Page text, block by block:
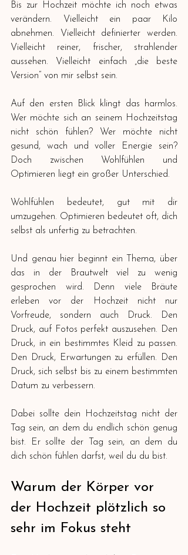
Bis zur Hochzeit möchte ich noch etwas
verändern. Vielleicht ein paar Kilo
abnehmen. Vielleicht definierter werden.
Vielleicht reiner, frischer, strahlender
aussehen. Vielleicht einfach „die beste
Version“ von mir selbst sein.
Auf den ersten Blick klingt das harmlos.
Wer möchte sich an seinem Hochzeitstag
nicht schön fühlen? Wer möchte nicht
gesund, wach und voller Energie sein?
Doch zwischen Wohlfühlen und
Optimieren liegt ein großer Unterschied.
Wohlfühlen bedeutet, gut mit dir
umzugehen. Optimieren bedeutet oft, dich
selbst als unfertig zu betrachten.
Und genau hier beginnt ein Thema, über
das in der Brautwelt viel zu wenig
gesprochen wird. Denn viele Bräute
erleben vor der Hochzeit nicht nur
Vorfreude, sondern auch Druck. Den
Druck, auf Fotos perfekt auszusehen. Den
Druck, in ein bestimmtes Kleid zu passen.
Den Druck, Erwartungen zu erfüllen. Den
Druck, sich selbst bis zu einem bestimmten
Datum zu verbessern.
Dabei sollte dein Hochzeitstag nicht der
Tag sein, an dem du endlich schön genug
bist. Er sollte der Tag sein, an dem du
dich schön fühlen darfst, weil du du bist.
Warum der Körper vor
der Hochzeit plötzlich so
sehr im Fokus steht